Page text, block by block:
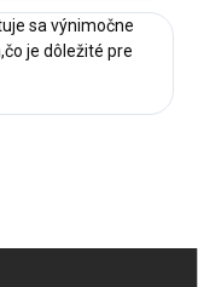
sa výnimočne
je dôležité pre